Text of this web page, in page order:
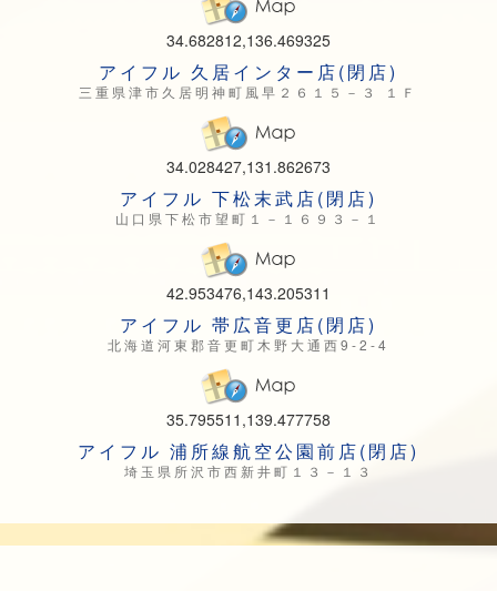
34.682812,136.469325
アイフル 久居インター店(閉店)
三重県津市久居明神町風早２６１５－３ １Ｆ
34.028427,131.862673
アイフル 下松末武店(閉店)
山口県下松市望町１－１６９３－１
42.953476,143.205311
アイフル 帯広音更店(閉店)
北海道河東郡音更町木野大通西9-2-4
35.795511,139.477758
アイフル 浦所線航空公園前店(閉店)
埼玉県所沢市西新井町１３－１３